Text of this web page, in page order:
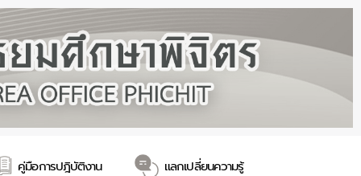
คู่มือการปฎิบัติงาน แลกเปลี่ยนความรู้